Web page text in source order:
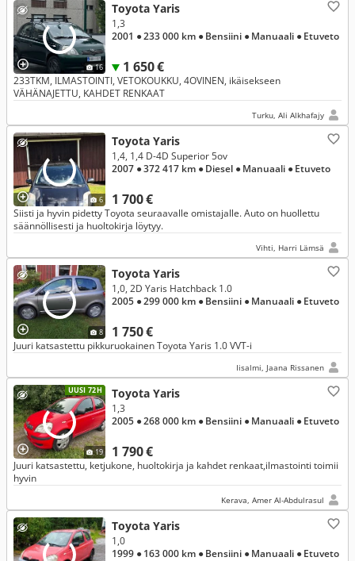
16
Toyota Yaris
1 650 €
1,3
2001 ● 233 000 km ● Bensiini ● Manuaali ● Etuveto
233TKM, ILMASTOINTI, VETOKOUKKU, 4OVINEN, ikäisekseen
VÄHÄNAJETTU, KAHDET RENKAAT
Turku, Ali Alkhafajy
6
Toyota Yaris
1 700 €
1,4, 1,4 D-4D Superior 5ov
2007 ● 372 417 km ● Diesel ● Manuaali ● Etuveto
Siisti ja hyvin pidetty Toyota seuraavalle omistajalle. Auto on huollettu
säännöllisesti ja huoltokirja löytyy.
Vihti, Harri Lämsä
8
Toyota Yaris
1 750 €
1,0, 2D Yaris Hatchback 1.0
2005 ● 299 000 km ● Bensiini ● Manuaali ● Etuveto
Juuri katsastettu pikkuruokainen Toyota Yaris 1.0 VVT-i
Iisalmi, Jaana Rissanen
UUSI 72H
19
Toyota Yaris
1 790 €
1,3
2005 ● 268 000 km ● Bensiini ● Manuaali ● Etuveto
Juuri katsastettu, ketjukone, huoltokirja ja kahdet renkaat,ilmastointi toimii
hyvin
Kerava, Amer Al-Abdulrasul
Toyota Yaris
1,0
1999 ● 163 000 km ● Bensiini ● Manuaali ● Etuveto